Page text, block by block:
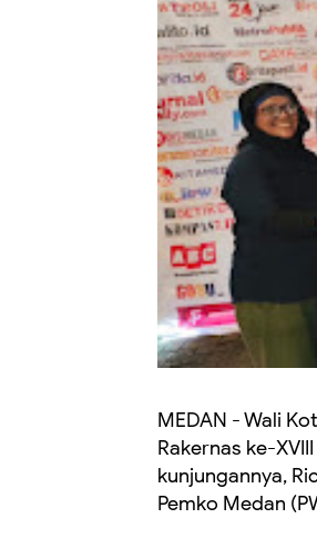
MEDAN - Wali
Rakernas ke-
kunjungannya,
Pemko Medan